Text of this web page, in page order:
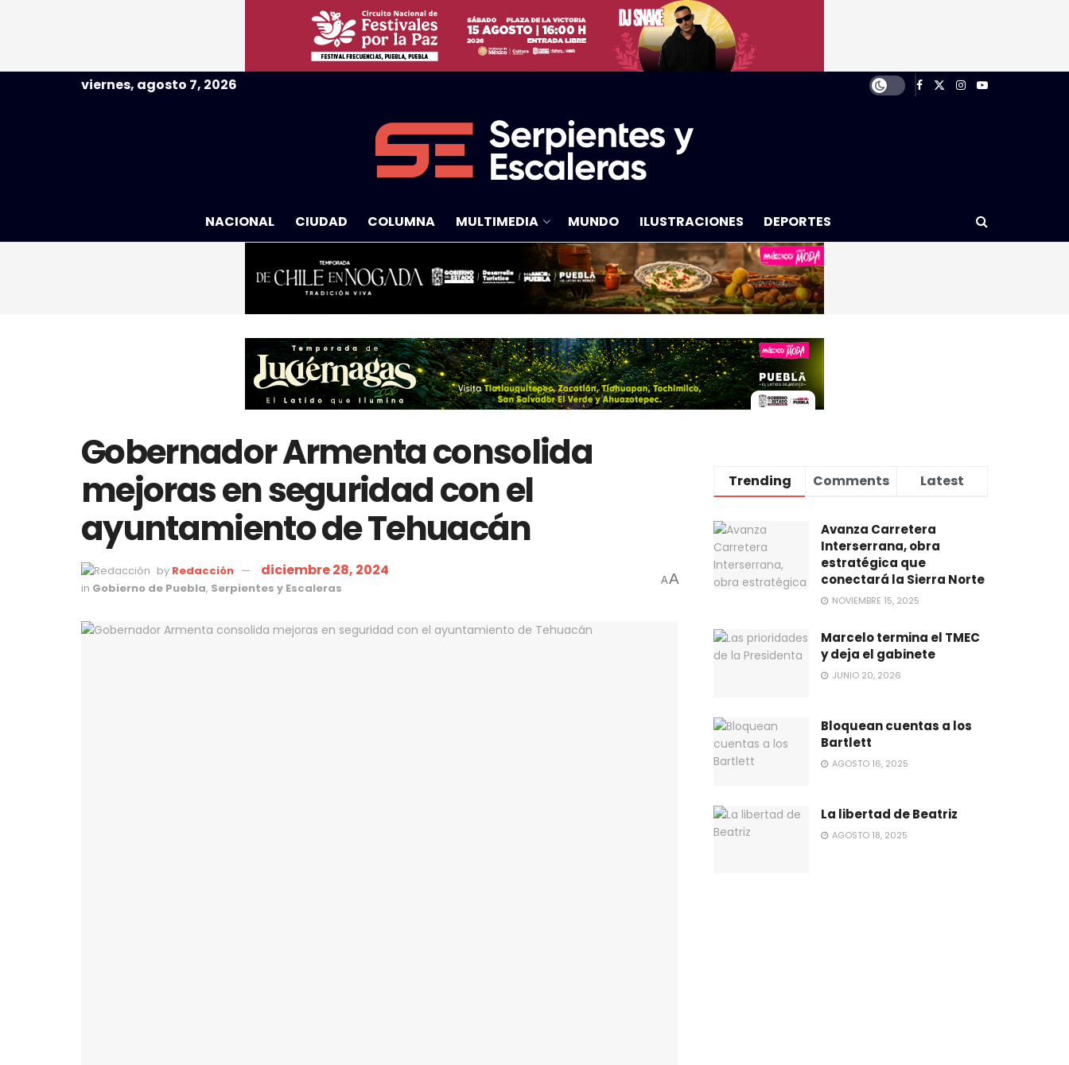
viernes, agosto 7, 2026
NACIONAL CIUDAD COLUMNA MULTIMEDIA MUNDO ILUSTRACIONES DEPORTES
Gobernador Armenta consolida
mejoras en seguridad con el
ayuntamiento de Tehuacán
by Redacción diciembre 28, 2024
in Gobierno de Puebla, Serpientes y Escaleras
AA
Trending Comments Latest
Avanza Carretera
Interserrana, obra
estratégica que
conectará la Sierra Norte
NOVIEMBRE 15, 2025
Marcelo termina el TMEC
y deja el gabinete
JUNIO 20, 2026
Bloquean cuentas a los
Bartlett
AGOSTO 16, 2025
La libertad de Beatriz
AGOSTO 18, 2025